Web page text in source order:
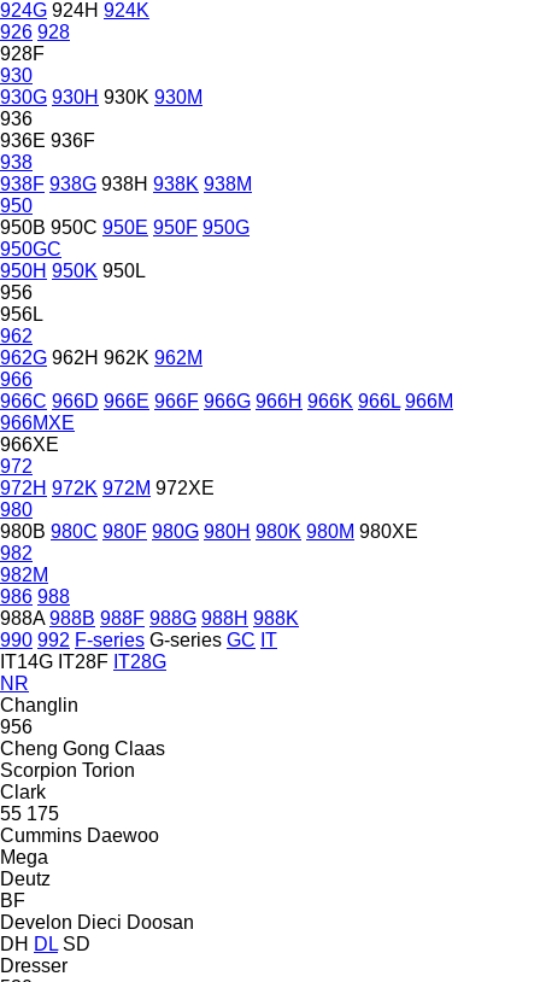
924G 924H 924K
926 928
928F
930
930G 930H 930K 930M
936
936E 936F
938
938F 938G 938H 938K 938M
950
950B 950C 950E 950F 950G
950GC
950H 950K 950L
956
956L
962
962G 962H 962K 962M
966
966C 966D 966E 966F 966G 966H 966K 966L 966M
966MXE
966XE
972
972H 972K 972M 972XE
980
980B 980C 980F 980G 980H 980K 980M 980XE
982
982M
986 988
988A 988B 988F 988G 988H 988K
990 992 F-series G-series GC IT
IT14G IT28F IT28G
NR
Changlin
956
Cheng Gong Claas
Scorpion Torion
Clark
55 175
Cummins Daewoo
Mega
Deutz
BF
Develon Dieci Doosan
DH DL SD
Dresser